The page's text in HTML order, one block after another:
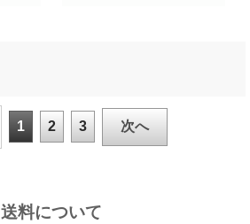
1 2 3 次へ
送料について